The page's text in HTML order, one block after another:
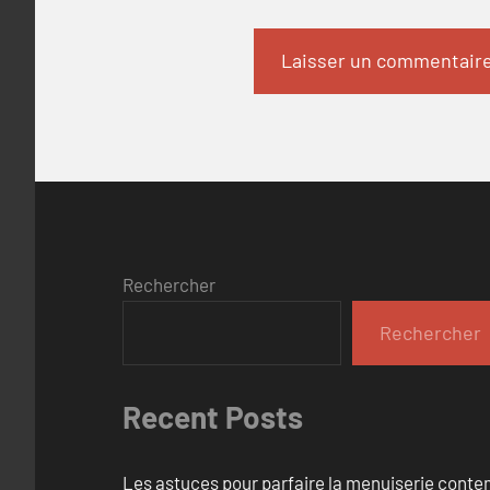
Rechercher
Rechercher
Recent Posts
Les astuces pour parfaire la menuiserie